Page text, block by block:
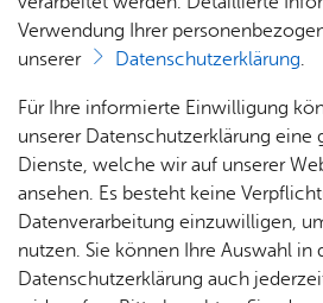
Rat­
haus &
Bür­
ger­
ser­vice
Rat­
häu­ser
Nach­
rich­
ten,
Vi­de­os
& Bil­
der
Me­di­
Jobs
Stel­
len­an­
ge­bo­te
Aus­bil­
dung &
Stu­di­
Kluft­ern
Unterkunft für
Vereinsnutzungen,
Feuerwehr
Das Projekt
Verwendung Ihrer
unserer
Datenschutzerklärung.
Für Ihre informierte Einwilligung
unserer Datenschutzerklärung eine
Dienste, welche wir auf unserer
ansehen. Es besteht keine
Datenverarbeitung einzuwilligen,
nutzen. Sie können Ihre Auswahl in
Datenschutzerklärung auch